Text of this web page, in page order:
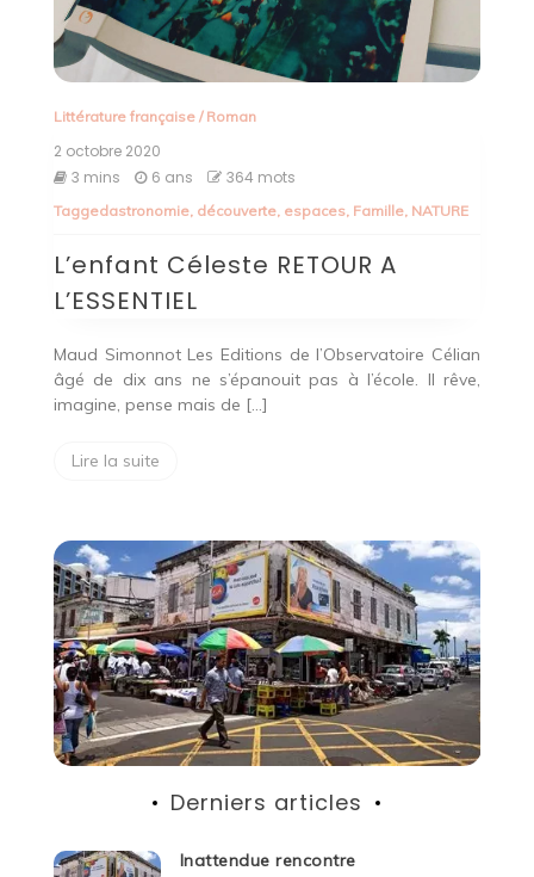
Littérature française/ Roman
2 octobre 2020
3 mins
6 ans 364 mots
Taggedastronomie, découverte, espaces, Famille, NATURE
L’enfant Céleste RETOUR A
L’ESSENTIEL
Maud Simonnot Les Editions de l’Observatoire Célian
âgé de dix ans ne s’épanouit pas à l’école. Il rêve,
imagine, pense mais de […]
Lire la suite
Derniers articles
Inattendue rencontre